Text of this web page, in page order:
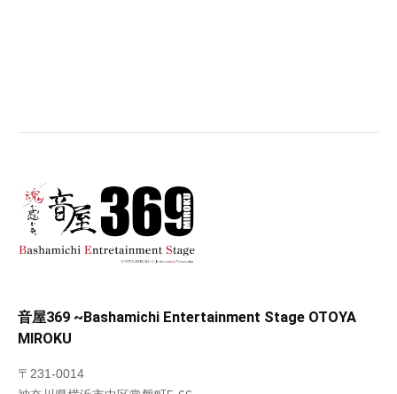
音屋369 ~Bashamichi Entertainment Stage OTOYA
MIROKU
〒231-0014